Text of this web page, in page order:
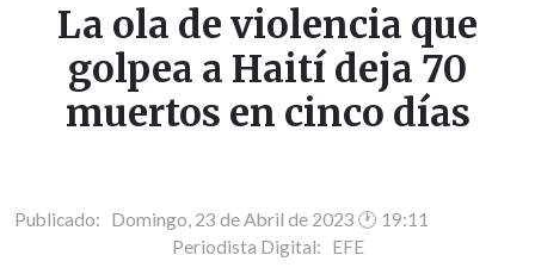
La ola de violencia que
golpea a Haití deja 70
muertos en cinco días
Publicado: Domingo, 23 de Abril de 2023 🕐 19:11
Periodista Digital: EFE